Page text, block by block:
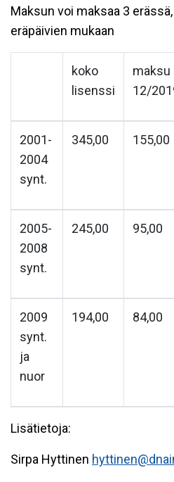
Maksun voi maksaa 3
eräpäivien mukaan
koko
lisenssi
maksu
12/
2001-
2004
synt.
345,00 155,00
2005-
2008
synt.
245,00 95,00
2009
synt.
ja
nuor
194,00 84,00
Lisätietoja:
Sirpa Hyttinen